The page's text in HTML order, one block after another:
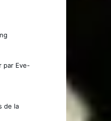
par Eve-
de la